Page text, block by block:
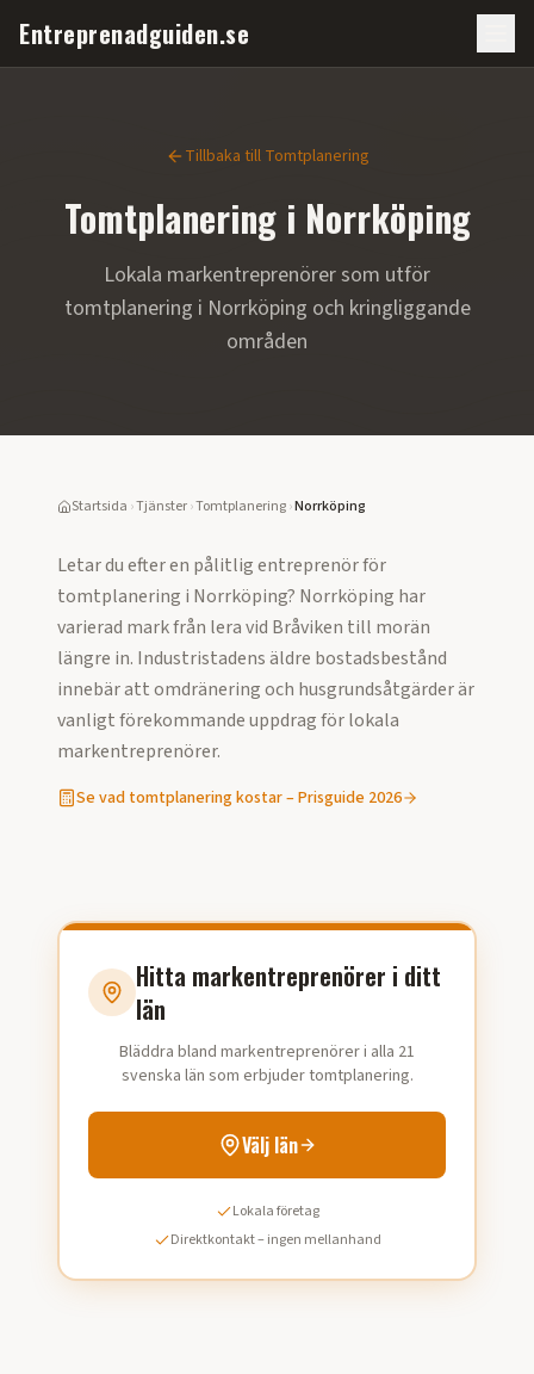
Entreprenadguiden.se
Tillbaka till Tomtplanering
Tomtplaneringi Norrköping
Lokala markentreprenörer som utför
tomtplanering i Norrköping och kringliggande
områden
Startsida ›Tjänster›Tomtplanering›Norrköping
Letar du efter en pålitlig entreprenör för
tomtplanering i Norrköping? Norrköping har
varierad mark från lera vid Bråviken till morän
längre in. Industristadens äldre bostadsbestånd
innebär att omdränering och husgrundsåtgärder är
vanligt förekommande uppdrag för lokala
markentreprenörer.
Se vad tomtplaneringkostar – Prisguide 2026
Hitta markentreprenörer i ditt
län
Bläddra bland markentreprenörer i alla 21
svenska län som erbjuder tomtplanering.
Välj län
Lokala företag
Direktkontakt – ingen mellanhand